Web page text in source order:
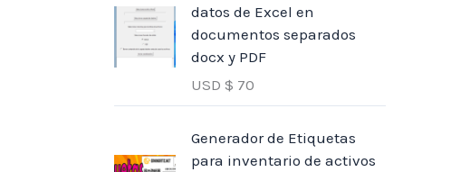
datos de Excel en
documentos separados
docx y PDF
USD $ 70
Generador de Etiquetas
para inventario de activos